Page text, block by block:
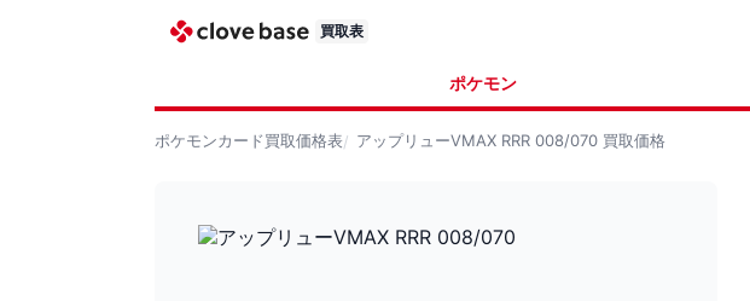
買取表
ポケモン
ポケモンカード買取価格表 アップリューVMAX RRR 008/070 買取価格